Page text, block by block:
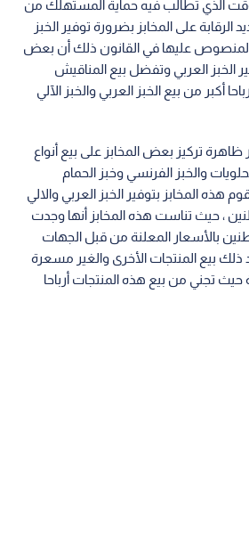
الذي تطالب فيه حماية المستهلك من
الرقابة على المخابز بضرورة توفير الخبز
عليها في القانون ذلك أن بعض
الخبز العربي وتفضل بيع المناقيش
أكبر من بيع الخبز العربي والخبز الآلي
ظاهرة تركيز بعض المخابز على بيع أنواع
والخبز الفرنسي وخبز الحمام
هذه المخابز بتوفير الخبز العربي والالي
، حيث تناست هذه المخابز أنها وجدت
بالأسعار المعلنة من قبل الجهات
ذلك بيع المنتجات الأخرى والغير مسعرة
تجني من بيع هذه المنتجات أرباحا